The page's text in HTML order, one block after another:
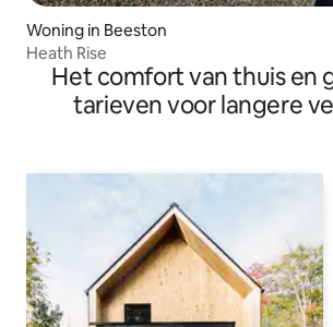
Woning in Beeston
Heath Rise
Het comfort van thuis en
tarieven voor langere